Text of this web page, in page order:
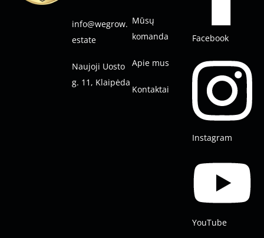
Mūsų
komanda
Apie mus
Kontaktai
Facebook
Instagram
YouTube
info@wegrow.
estate
Naujoji Uosto
g. 11, Klaipėda